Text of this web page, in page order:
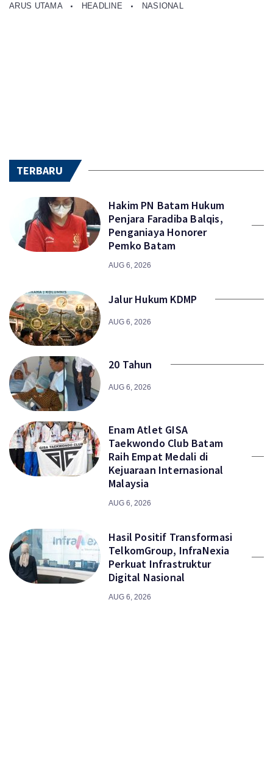
ARUS UTAMA HEADLINE NASIONAL
TERBARU
Hakim PN Batam Hukum
Penjara Faradiba Balqis,
Penganiaya Honorer
Pemko Batam
AUG 6, 2026
Jalur Hukum KDMP
AUG 6, 2026
20 Tahun
AUG 6, 2026
Enam Atlet GISA
Taekwondo Club Batam
Raih Empat Medali di
Kejuaraan Internasional
Malaysia
AUG 6, 2026
Hasil Positif Transformasi
TelkomGroup, InfraNexia
Perkuat Infrastruktur
Digital Nasional
AUG 6, 2026